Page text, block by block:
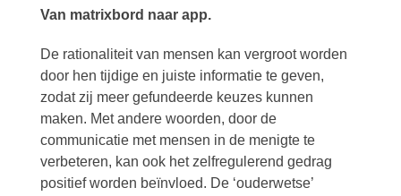
Van matrixbord naar app.
De rationaliteit van mensen kan vergroot worden
door hen tijdige en juiste informatie te geven,
zodat zij meer gefundeerde keuzes kunnen
maken. Met andere woorden, door de
communicatie met mensen in de menigte te
verbeteren, kan ook het zelfregulerend gedrag
positief worden beïnvloed. De ‘ouderwetse’